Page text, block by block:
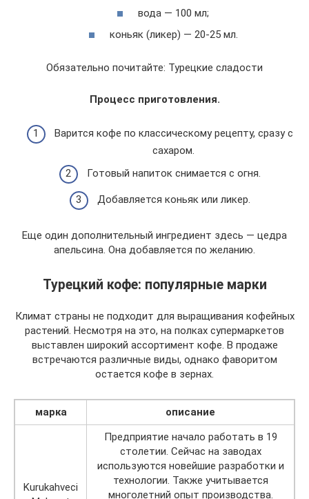
вода — 100 мл;
коньяк (ликер) — 20-25 мл.
Обязательно почитайте: Турецкие сладости
Процесс приготовления.
Варится кофе по классическому рецепту, сразу с
сахаром.
Готовый напиток снимается с огня.
Добавляется коньяк или ликер.
Еще один дополнительный ингредиент здесь — цедра
апельсина. Она добавляется по желанию.
Турецкий кофе: популярные марки
Климат страны не подходит для выращивания кофейных
растений. Несмотря на это, на полках супермаркетов
выставлен широкий ассортимент кофе. В продаже
встречаются различные виды, однако фаворитом
остается кофе в зернах.
марка описание
Kurukahveci
Предприятие начало работать в 19
столетии. Сейчас на заводах
используются новейшие разработки и
технологии. Также учитывается
многолетний опыт производства.